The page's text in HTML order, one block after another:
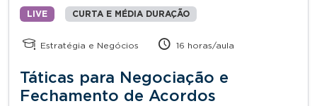
LIVE CURTA E MÉDIA DURAÇÃO
Estratégia e Negócios 16 horas/aula
Táticas para Negociação e
Fechamento de Acordos